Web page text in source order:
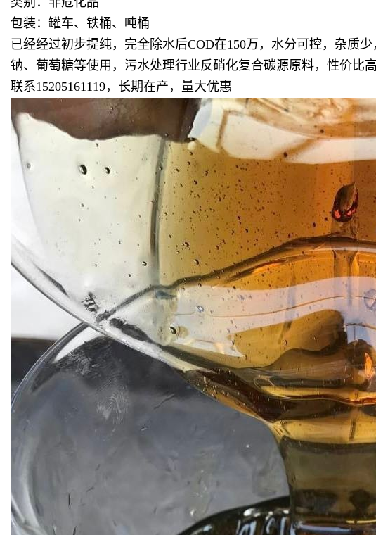
包装：罐车、铁桶、吨桶
已经经过初步提纯，完全除水后COD在150万，水分可控，杂质
钠、葡萄糖等使用，污水处理行业反硝化复合碳源原料，性价比
联系15205161119，长期在产，量大优惠